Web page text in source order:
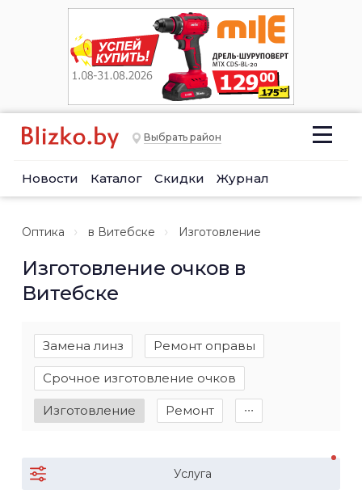
Выбрать район
Новости Каталог Скидки Журнал
Оптика в Витебске Изготовление
Изготовление очков в
Витебске
Замена линз Ремонт оправы
Срочное изготовление очков
Изготовление Ремонт ∙∙∙
Услуга